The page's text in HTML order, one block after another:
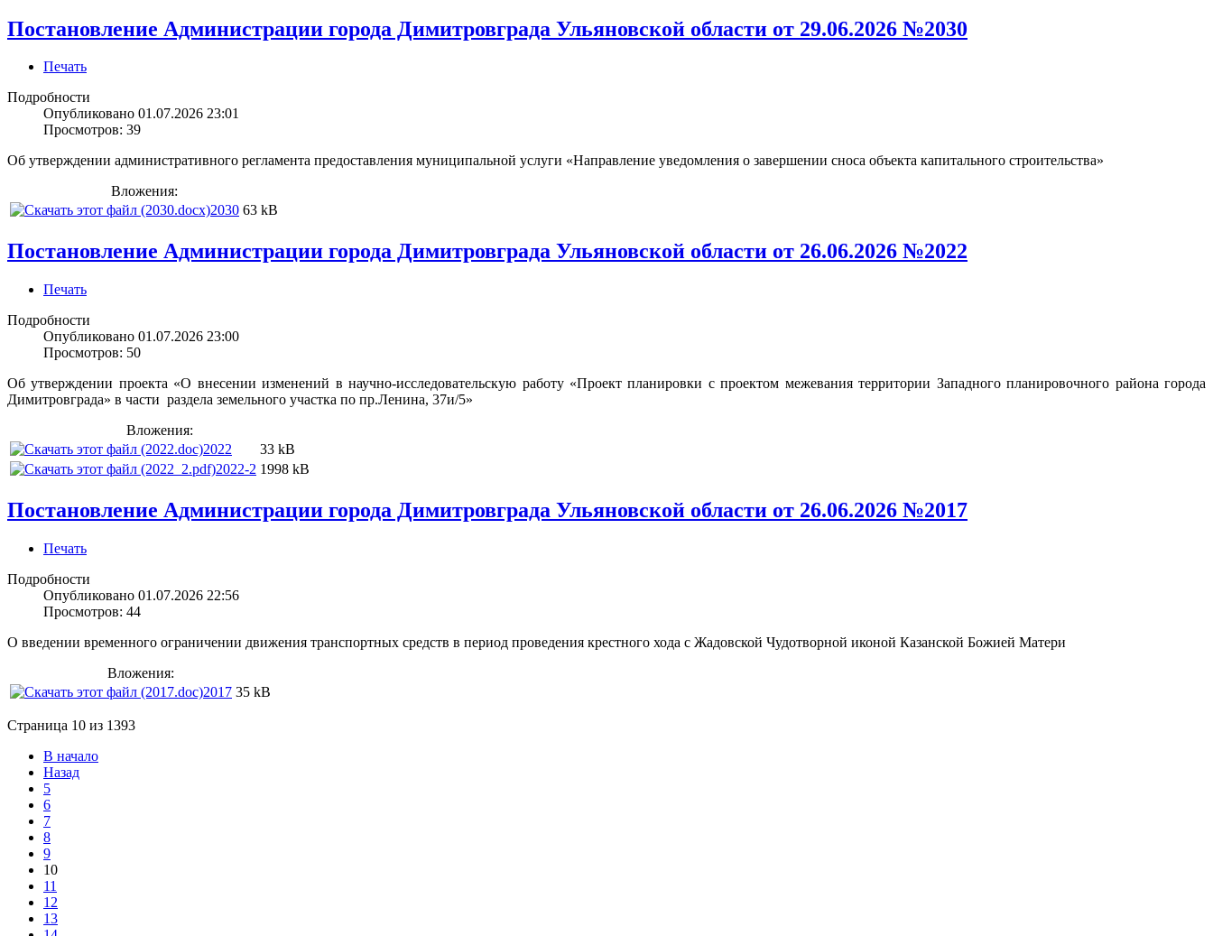
Постановление Администрации города Димитровграда Ульяновской области от 29.06.2026 №2030
Печать
Подробности
Опубликовано 01.07.2026 23:01
Просмотров: 39
Об утверждении административного регламента предоставления муниципальной услуги «Направление уведомления о завершении сноса объекта капитального строительства»
Вложения:
2030 63 kB
Постановление Администрации города Димитровграда Ульяновской области от 26.06.2026 №2022
Печать
Подробности
Опубликовано 01.07.2026 23:00
Просмотров: 50
Об утверждении проекта «О внесении изменений в научно-исследовательскую работу «Проект планировки с проектом межевания территории Западного планировочного района города
Димитровграда» в части раздела земельного участка по пр.Ленина, 37и/5»
Вложения:
2022
33 kB
2022-2 1998 kB
Постановление Администрации города Димитровграда Ульяновской области от 26.06.2026 №2017
Печать
Подробности
Опубликовано 01.07.2026 22:56
Просмотров: 44
О введении временного ограничении движения транспортных средств в период проведения крестного хода с Жадовской Чудотворной иконой Казанской Божией Матери
Вложения:
2017 35 kB
Страница 10 из 1393
В начало
Назад
5
6
7
8
9
10
11
12
13